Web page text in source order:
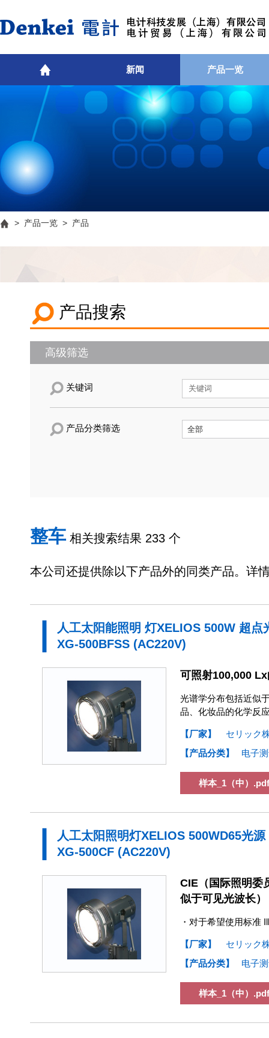
新闻 产品一览
> 产品一览 > 产品
产品搜索
高级筛选
关键词
产品分类筛选
整车 相关搜索结果 233 个
本公司还提供除以下产品外的同类产品。详
人工太阳能照明 灯XELIOS 500W 超
XG-500BFSS (AC220V)
可照射100,000
光谱学分布包括近似
品、化妆品的化学反
【厂家】
セリック
【产品分类】
电子
样本_1（中）.pdf
人工太阳照明灯XELIOS 500WD65光
XG-500CF (AC220V)
CIE（国际照明委
似于可见光波长）
・对于希望使用标准
【厂家】
セリック
【产品分类】
电子
样本_1（中）.pdf